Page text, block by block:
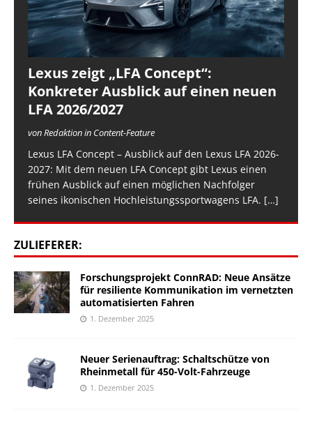
Lexus zeigt „LFA Concept“:
Konkreter Ausblick auf einen neuen
LFA 2026/2027
von Redaktion in Content-Feature
Lexus LFA Concept – Ausblick auf den Lexus LFA 2026-
2027: Mit dem neuen LFA Concept gibt Lexus einen
frühen Ausblick auf einen möglichen Nachfolger
seines ikonischen Hochleistungssportwagens LFA. […]
ZULIEFERER:
Forschungsprojekt ConnRAD: Neue Ansätze
für resiliente Kommunikation im vernetzten
automatisierten Fahren
1. Dezember 2025
Neuer Serienauftrag: Schaltschütze von
Rheinmetall für 450-Volt-Fahrzeuge
1. Dezember 2025